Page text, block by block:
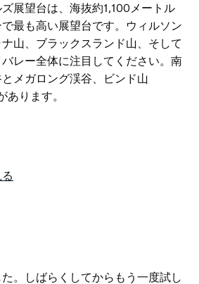
展望台は、海抜約1,100メートル
最も高い展望台です。ウィルソン
山、ブラックスランド山、そして
レー全体に注目してください。南
メガロング渓谷、ビンド山
あります。
最も高い展望台です。ウィルソン
山、ブラックスランド山、そして
メガロング渓谷、ビンド山
あります。
。しばらくしてからもう一度試し